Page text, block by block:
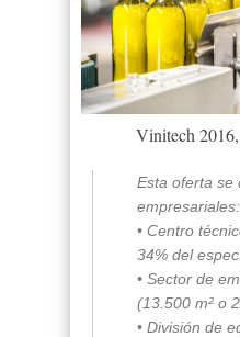
Vinitech
Esta oferta se
empresariales:
• Centro
34% del
• Sector de
(13.500 m² o
• División de